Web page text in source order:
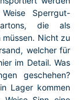
Sperrgut-
die als
Nicht zu
welcher für
im Detail. Was
geschehen?
Lager kommen